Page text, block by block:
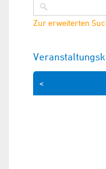
Zur erweiterten
<